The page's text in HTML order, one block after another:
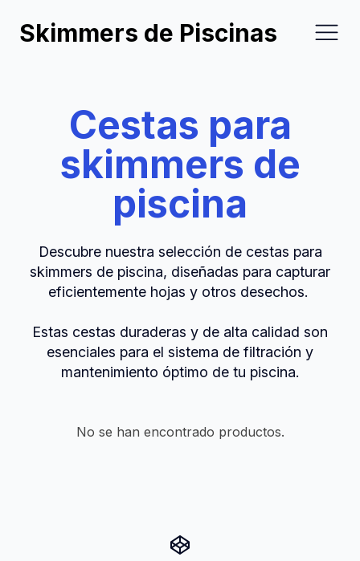
Skimmers de Piscinas
Cestas para
skimmers de
piscina
Descubre nuestra selección de cestas para
skimmers de piscina, diseñadas para capturar
eficientemente hojas y otros desechos.
Estas cestas duraderas y de alta calidad son
esenciales para el sistema de filtración y
mantenimiento óptimo de tu piscina.
No se han encontrado productos.